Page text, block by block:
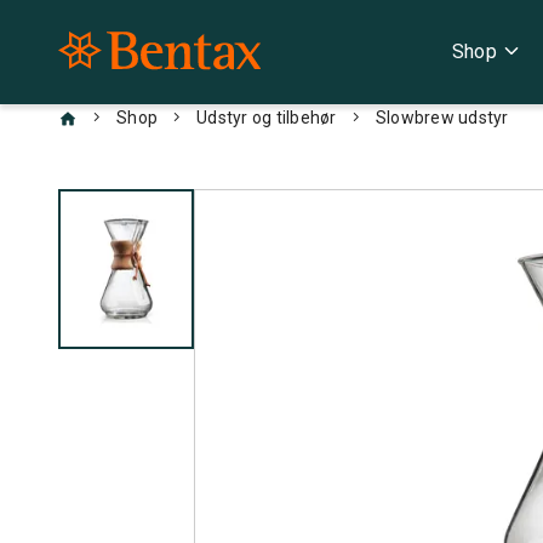
Shop expand_more
chevron_right Shop chevron_right Udstyr og tilbehør chevron_right Slowbrew udstyr